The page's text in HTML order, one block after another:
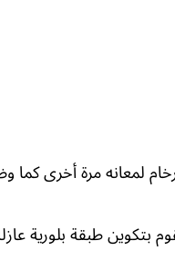
لمعانه مرة أخرى
طبقة بلورية